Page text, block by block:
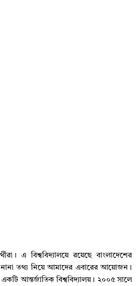
এ বিশ্ববিদ্যালয়ে রয়েছে বাংলাদেশের
নানা তথ্য নিয়ে আমাদের এবারের আয়োজন।
আন্তর্জাতিক বিশ্ববিদ্যালয়। ২০০৫ সালে